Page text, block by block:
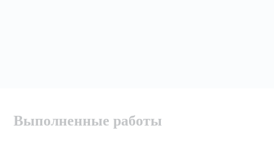
Выполненные работы